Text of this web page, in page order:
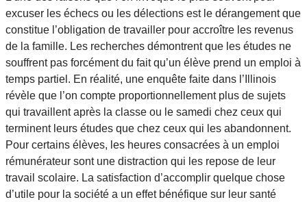
excuser les échecs ou les délections est le dérangement que
constitue l’obligation de travailler pour accroître les revenus
de la famille. Les recherches démontrent que les études ne
souffrent pas forcément du fait qu’un élève prend un emploi à
temps partiel. En réalité, une enquête faite dans l’Illinois
révèle que l’on compte proportionnellement plus de sujets
qui travaillent après la classe ou le samedi chez ceux qui
terminent leurs études que chez ceux qui les abandonnent.
Pour certains élèves, les heures consacrées à un emploi
rémunérateur sont une distraction qui les repose de leur
travail scolaire. La satisfaction d’accomplir quelque chose
d’utile pour la société a un effet bénéfique sur leur santé